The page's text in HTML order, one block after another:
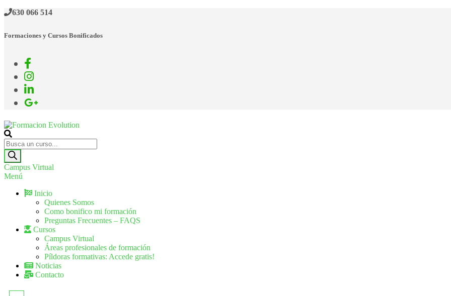
630 066 514
Formaciones y Cursos Bonificados
Formacion Evolution
Cursos de formación continua
Campus Virtual
Menú
Inicio
Quienes Somos
Como bonifico mi formación
Preguntas Frecuentes – FAQS
Cursos
Campus Virtual
Áreas profesionales de formación
Píldoras formativas: Accede gratis!
Noticias
Contacto